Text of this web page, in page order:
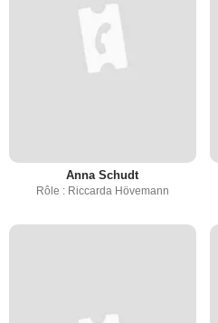
Anna Schudt
Rôle : Riccarda Hövemann